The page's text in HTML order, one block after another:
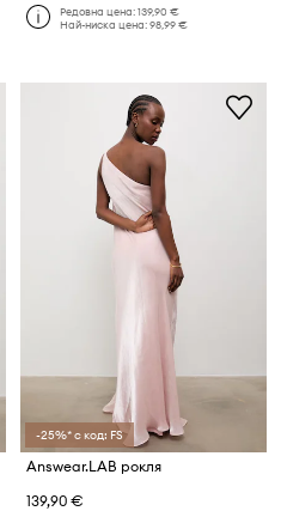
Редовна цена:139,90 €
Най-ниска цена:98,99 €
-25%* с код: FS
Answear.LAB рокля
139,90 €